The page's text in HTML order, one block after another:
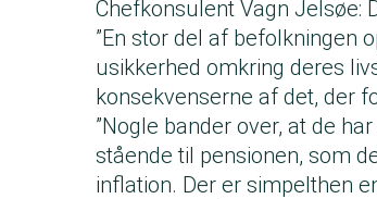
Chefkonsulent Vagn Jelsøe:
”En stor del af befolkningen
usikkerhed omkring deres
konsekvenserne af det, der
”Nogle bander over, at de
stående til pensionen, som
inflation. Der er simpelthen